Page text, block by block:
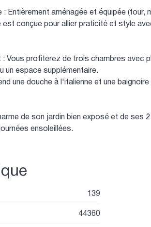
: Entièrement aménagée et équipée
est conçue pour allier praticité et style
Vous profiterez de trois chambres avec
un espace supplémentaire.
une douche à l'italienne et une
de son jardin bien exposé et de ses
ensoleillées.
139
44360